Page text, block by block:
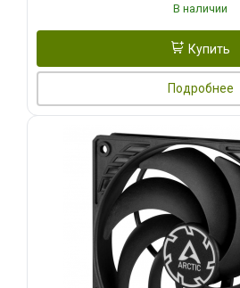
В наличии
Купить
Подробнее